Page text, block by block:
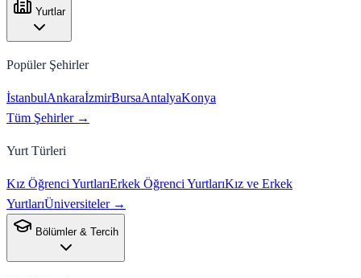
Yurtlar
Popüler Şehirler
İstanbulAnkaraİzmirBursaAntalyaKonya
Tüm Şehirler →
Yurt Türleri
Kız Öğrenci YurtlarıErkek Öğrenci YurtlarıKız ve Erkek
YurtlarıÜniversiteler →
Bölümler & Tercih